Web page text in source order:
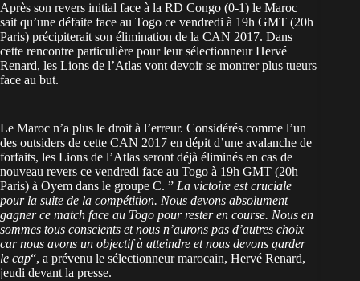
Après son revers initial face à la RD Congo (0-1) le Maroc
sait qu’une défaite face au Togo ce vendredi à 19h GMT (20h
Paris) précipiterait son élimination de la CAN 2017. Dans
cette rencontre particulière pour leur sélectionneur Hervé
Renard, les Lions de l’Atlas vont devoir se montrer plus tueurs
face au but.
Le Maroc n’a plus le droit à l’erreur. Considérés comme l’un
des outsiders de cette CAN 2017 en dépit d’une avalanche de
forfaits, les Lions de l’Atlas seront déjà éliminés en cas de
nouveau revers ce vendredi face au Togo à 19h GMT (20h
Paris) à Oyem dans le groupe C. ” La victoire est cruciale
pour la suite de la compétition. Nous devons absolument
gagner ce match face au Togo pour rester en course. Nous en
sommes tous conscients et nous n’aurons pas d’autres choix
car nous avons un objectif à atteindre et nous devons garder
le cap“, a prévenu le sélectionneur marocain, Hervé Renard,
jeudi devant la presse.